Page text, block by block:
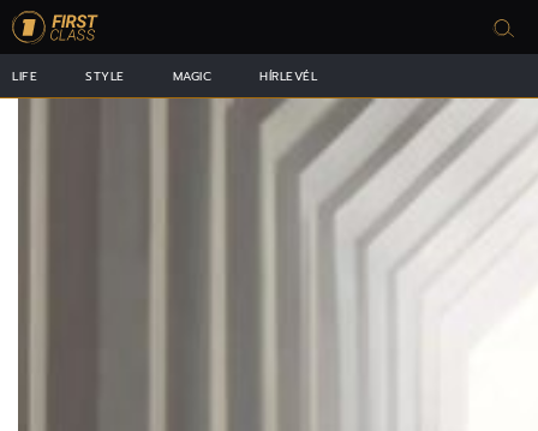
LIFE STYLE MAGIC HÍRLEVÉL